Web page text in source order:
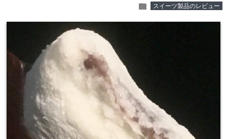
folder スイーツ製品のレビュー